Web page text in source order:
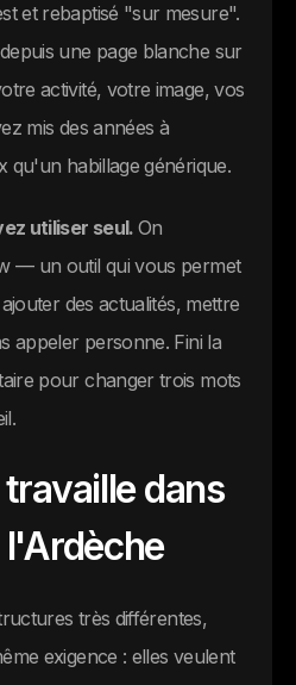
et rebaptisé "sur mesure".
une page blanche sur
activité, votre image, vos
mis des années à
qu'un habillage générique.
utiliser seul.On
— un outil qui vous permet
des actualités, mettre
appeler personne. Fini la
pour changer trois mots
dans
l'Ardèche
très différentes,
exigence : elles veulent